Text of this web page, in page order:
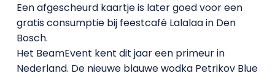
Een afgescheurd kaartje is later goed voor een
gratis consumptie bij feestcafé Lalalaa in Den
Bosch.
Het BeamEvent kent dit jaar een primeur in
Nederland. De nieuwe blauwe wodka Petrikov Blue